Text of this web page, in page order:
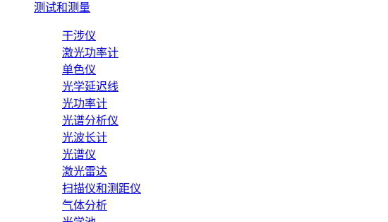
测试和测量
干涉仪
激光功率计
单色仪
光学延迟线
光功率计
光谱分析仪
光波长计
光谱仪
激光雷达
扫描仪和测距仪
气体分析